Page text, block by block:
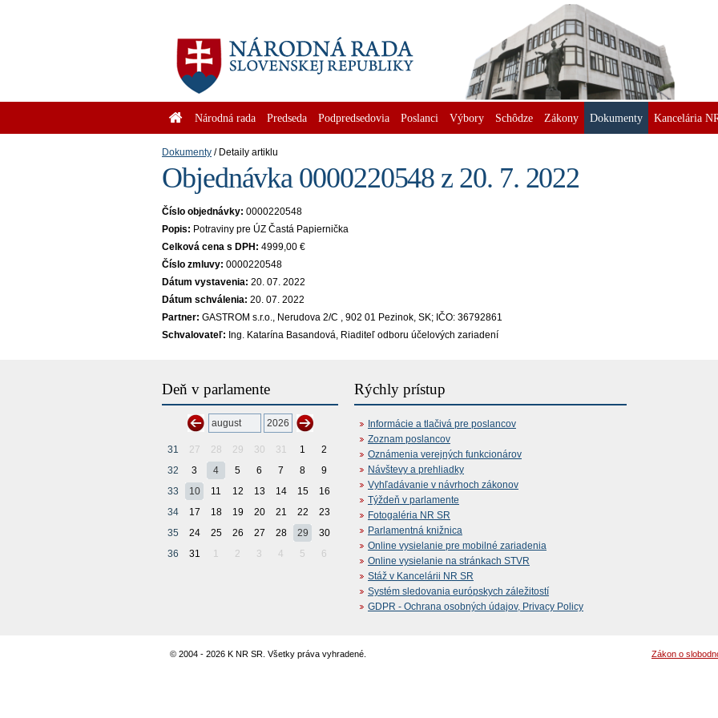
Národná rada Predseda Podpredsedovia Poslanci Výbory Schôdze Zákony Dokumenty Kancelária
Dokumenty Detaily artiklu
Objednávka 0000220548 z 20. 7. 2022
Číslo objednávky: 0000220548
Popis: Potraviny pre ÚZ Častá Papiernička
Celková cena s DPH: 4999,00 €
Číslo zmluvy: 0000220548
Dátum vystavenia: 20. 07. 2022
Dátum schválenia: 20. 07. 2022
Partner: GASTROM s.r.o., Nerudova 2/C , 902 01 Pezinok, SK; IČO: 36792861
Schvalovateľ: Ing. Katarína Basandová, Riaditeľ odboru účelových zariadení
Deň v parlamente
31 27 28 29 30 31 1
2
32
3 4 5 6 7 8
9
33
10 11 12 13 14 15
16
34
17 18 19 20 21 22
23
35
24 25 26 27 28 29
30
36
31 1 2 3 4 5 6
Rýchly prístup
Informácie a tlačivá pre poslancov
Zoznam poslancov
Oznámenia verejných funkcionárov
Návštevy a prehliadky
Vyhľadávanie v návrhoch zákonov
Týždeň v parlamente
Fotogaléria NR SR
Parlamentná knižnica
Online vysielanie pre mobilné zariadenia
Online vysielanie na stránkach STVR
Stáž v Kancelárii NR SR
Systém sledovania európskych záležitostí
GDPR - Ochrana osobných údajov, Privacy Policy
© 2004 - 2026 K NR SR. Všetky práva vyhradené. Zákon o